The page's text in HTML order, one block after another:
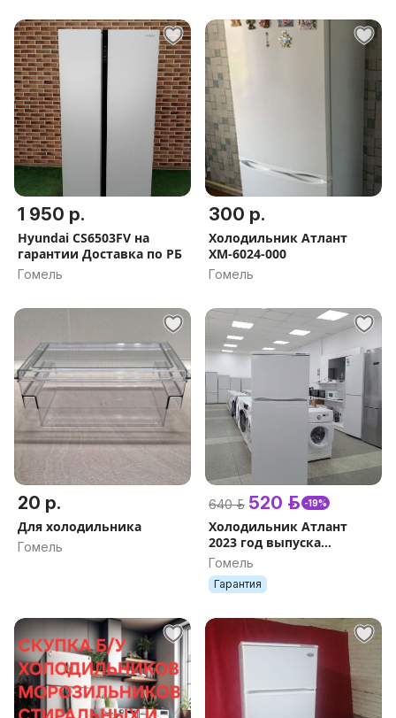
1 950 р.
Hyundai CS6503FV на
гарантии Доставка по РБ
Гомель
300 р.
Холодильник Атлант
ХМ-6024-000
Гомель
20 р.
Для холодильника
Гомель
640 р. 520 р. -19%
Холодильник Атлант
2023 год выпуска
ДОКУМЕНТЫ Гарантия
Доставка Рассрочка
Гомель
Гарантия